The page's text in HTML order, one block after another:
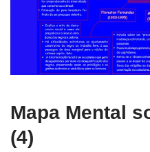
Mapa Mental
(4)